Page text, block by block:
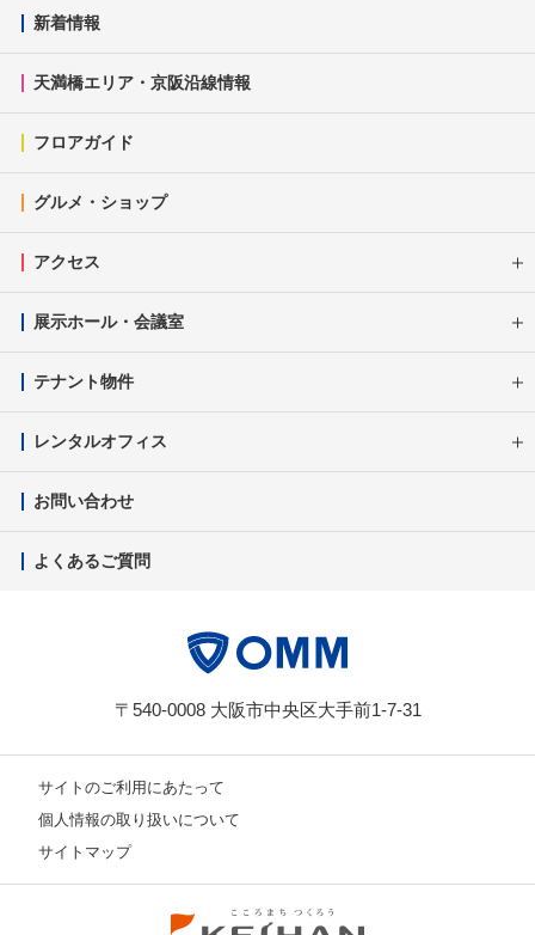
新着情報
天満橋エリア・京阪沿線情報
フロアガイド
グルメ・ショップ
アクセス
展示ホール・会議室
テナント物件
レンタルオフィス
お問い合わせ
よくあるご質問
〒540-0008 大阪市中央区大手前1-7-31
サイトのご利用にあたって
個人情報の取り扱いについて
サイトマップ